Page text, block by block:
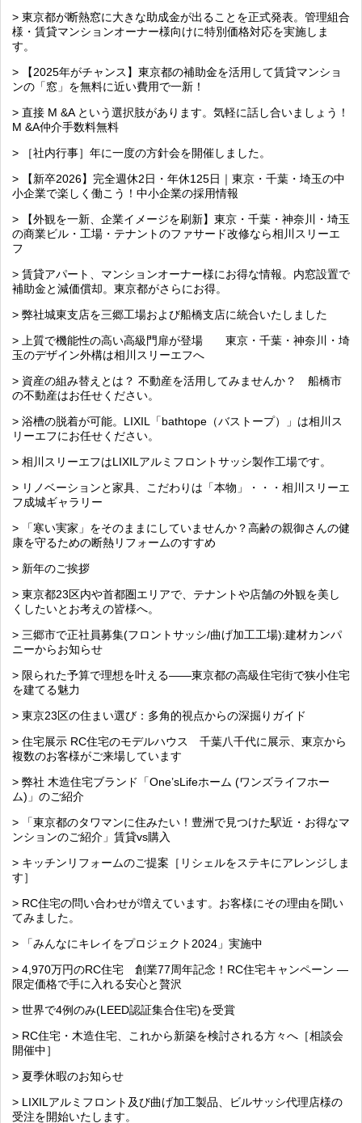
> 東京都が断熱窓に大きな助成金が出ることを正式発表。管理組合
様・賃貸マンションオーナー様向けに特別価格対応を実施しま
す。
> 【2025年がチャンス】東京都の補助金を活用して賃貸マンショ
ンの「窓」を無料に近い費用で一新！
> 直接 M &A という選択肢があります。気軽に話し合いましょう！
M &A仲介手数料無料
> ［社内行事］年に一度の方針会を開催しました。
> 【新卒2026】完全週休2日・年休125日｜東京・千葉・埼玉の中
小企業で楽しく働こう！中小企業の採用情報
> 【外観を一新、企業イメージを刷新】東京・千葉・神奈川・埼玉
の商業ビル・工場・テナントのファサード改修なら相川スリーエ
フ
> 賃貸アパート、マンションオーナー様にお得な情報。内窓設置で
補助金と減価償却。東京都がさらにお得。
> 弊社城東支店を三郷工場および船橋支店に統合いたしました
> 上質で機能性の高い高級門扉が登場 東京・千葉・神奈川・埼
玉のデザイン外構は相川スリーエフへ
> 資産の組み替えとは？ 不動産を活用してみませんか？ 船橋市
の不動産はお任せください。
> 浴槽の脱着が可能。LIXIL「bathtope（バストープ）」は相川ス
リーエフにお任せください。
> 相川スリーエフはLIXILアルミフロントサッシ製作工場です。
> リノベーションと家具、こだわりは「本物」・・・相川スリーエ
フ成城ギャラリー
> 「寒い実家」をそのままにしていませんか？高齢の親御さんの健
康を守るための断熱リフォームのすすめ
> 新年のご挨拶
> 東京都23区内や首都圏エリアで、テナントや店舗の外観を美し
くしたいとお考えの皆様へ。
> 三郷市で正社員募集(フロントサッシ/曲げ加工工場):建材カンパ
ニーからお知らせ
> 限られた予算で理想を叶える――東京都の高級住宅街で狭小住宅
を建てる魅力
> 東京23区の住まい選び：多角的視点からの深掘りガイド
> 住宅展示 RC住宅のモデルハウス 千葉八千代に展示、東京から
複数のお客様がご来場しています
> 弊社 木造住宅ブランド「One’sLifeホーム (ワンズライフホー
ム)」のご紹介
> 「東京都のタワマンに住みたい！豊洲で見つけた駅近・お得なマ
ンションのご紹介」賃貸vs購入
> キッチンリフォームのご提案［リシェルをステキにアレンジしま
す］
> RC住宅の問い合わせが増えています。お客様にその理由を聞い
てみました。
> 「みんなにキレイをプロジェクト2024」実施中
> 4,970万円のRC住宅 創業77周年記念！RC住宅キャンペーン ―
限定価格で手に入れる安心と贅沢
> 世界で4例のみ(LEED認証集合住宅)を受賞
> RC住宅・木造住宅、これから新築を検討される方々へ［相談会
開催中］
> 夏季休暇のお知らせ
> LIXILアルミフロント及び曲げ加工製品、ビルサッシ代理店様の
受注を開始いたします。